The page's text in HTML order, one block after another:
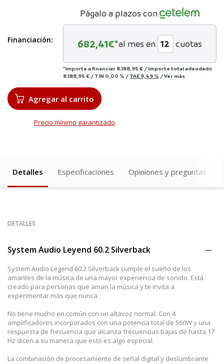
Financiación:
Págalo a plazos con
682,41€*al mes en cuotas
*Importe a financiar 8.188,95 € / Importe total adeudado
8.188,95 € / TIN 0,00 % / TAE 9,49 % /Ver más
Agregar al carrito
Precio mínimo garantizado
Detalles Especificaciones Opiniones y preguntas
DETALLES
System Audio Leyend 60.2 Silverback
System Audio Legend 60.2 Silverback cumple el sueño de los
amantes de la música de una mayor experiencia de sonido. Está
creado para personas que aman la música y te invita a
experimentar más que nunca.
No tiene mucho en común con un altavoz normal. Con 4
amplificadores incorporados con una potencia total de 560W y una
respuesta de frecuencia que alcanza frecuencias bajas de hasta 17
Hz dicen a su manera que esto es algo especial.
La combinación de procesamiento de señal digital y deslumbrante